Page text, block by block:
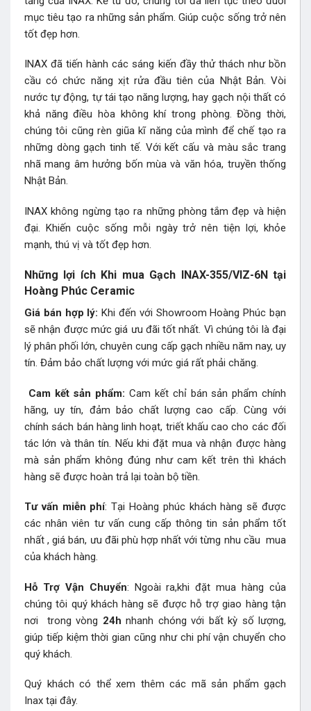
mục tiêu tạo ra những sản phẩm. Giúp cuộc sống trở nên
tốt đẹp hơn.
INAX đã tiến hành các sáng kiến đầy thử thách như bồn
cầu có chức năng xịt rửa đầu tiên của Nhật Bản. Vòi
nước tự động, tự tái tạo năng lượng, hay gạch nội thất có
khả năng điều hòa không khí trong phòng. Đồng thời,
chúng tôi cũng rèn giũa kĩ năng của mình để chế tạo ra
những dòng gạch tinh tế. Với kết cấu và màu sắc trang
nhã mang âm hưởng bốn mùa và văn hóa, truyền thống
Nhật Bản.
INAX không ngừng tạo ra những phòng tắm đẹp và hiện
đại. Khiến cuộc sống mỗi ngày trở nên tiện lợi, khỏe
mạnh, thú vị và tốt đẹp hơn.
Những lợi ích Khi mua Gạch INAX-355/VIZ-6N tại
Hoàng Phúc Ceramic
Giá bán hợp lý:Khi đến với Showroom Hoàng Phúc bạn
sẽ nhận được mức giá ưu đãi tốt nhất. Vì chúng tôi là đại
lý phân phối lớn, chuyên cung cấp gạch nhiều năm nay, uy
tín. Đảm bảo chất lượng với mức giá rất phải chăng.
Cam kết sản phẩm: Cam kết chỉ bán sản phẩm chính
hãng, uy tín, đảm bảo chất lượng cao cấp. Cùng với
chính sách bán hàng linh hoạt, triết khấu cao cho các đối
tác lớn và thân tín. Nếu khi đặt mua và nhận được hàng
mà sản phẩm không đúng như cam kết trên thì khách
hàng sẽ được hoàn trả lại toàn bộ tiền.
Tư vấn miễn phí: Tại Hoàng phúc khách hàng sẽ được
các nhân viên tư vấn cung cấp thông tin sản phẩm tốt
nhất , giá bán, ưu đãi phù hợp nhất với từng nhu cầu mua
của khách hàng.
Hỗ Trợ Vận Chuyển: Ngoài ra,khi đặt mua hàng của
chúng tôi quý khách hàng sẽ được hỗ trợ giao hàng tận
nơi trong vòng 24h nhanh chóng với bất kỳ số lượng,
giúp tiếp kiệm thời gian cũng như chi phí vận chuyển cho
quý khách.
Quý khách có thể xem thêm các mã sản phẩm gạch
Inax tại đây.